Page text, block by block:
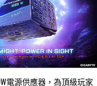
電源供應器，為頂級玩家